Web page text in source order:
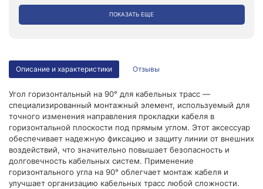
ПОКАЗАТЬ ЕЩЕ
Описание и характеристики Отзывы
Угол горизонтальный на 90° для кабельных трасс —
специализированный монтажный элемент, используемый для
точного изменения направления прокладки кабеля в
горизонтальной плоскости под прямым углом. Этот аксессуар
обеспечивает надежную фиксацию и защиту линии от внешних
воздействий, что значительно повышает безопасность и
долговечность кабельных систем. Применение
горизонтального угла на 90° облегчает монтаж кабеля и
улучшает организацию кабельных трасс любой сложности.